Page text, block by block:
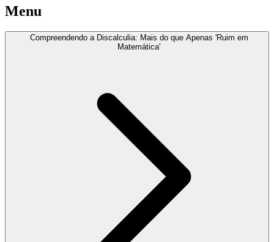
Menu
Compreendendo a Discalculia: Mais do que Apenas 'Ruim em
Matemática'